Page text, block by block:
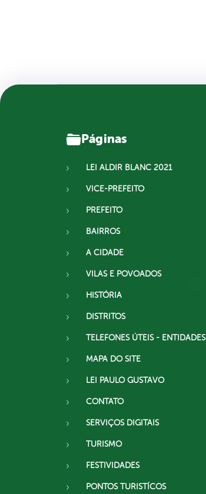
Páginas
LEI ALDIR BLANC 2021
VICE-PREFEITO
PREFEITO
BAIRROS
A CIDADE
VILAS E POVOADOS
HISTÓRIA
DISTRITOS
TELEFONES ÚTEIS - ENTIDADES
MAPA DO SITE
LEI PAULO GUSTAVO
CONTATO
SERVIÇOS DIGITAIS
TURISMO
FESTIVIDADES
PONTOS TURISTÍCOS